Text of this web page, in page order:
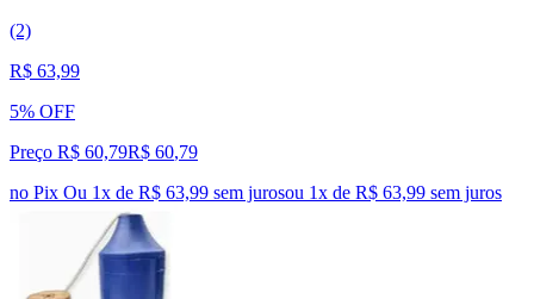
(2)
R$ 63,99
5% OFF
Preço R$ 60,79R$ 60,79
no Pix Ou 1x de R$ 63,99 sem jurosou 1x de R$ 63,99 sem juros